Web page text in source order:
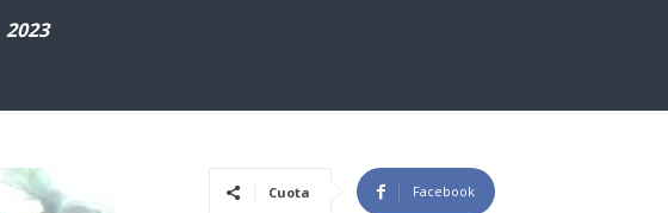
2023
Cuota Facebook